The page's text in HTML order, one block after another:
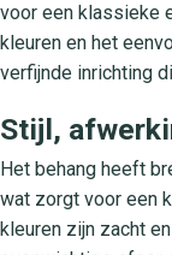
voor een klassieke
kleuren en het
verfijnde inrichting
Stijl,
Het behang heeft
wat zorgt voor een
kleuren zijn zacht